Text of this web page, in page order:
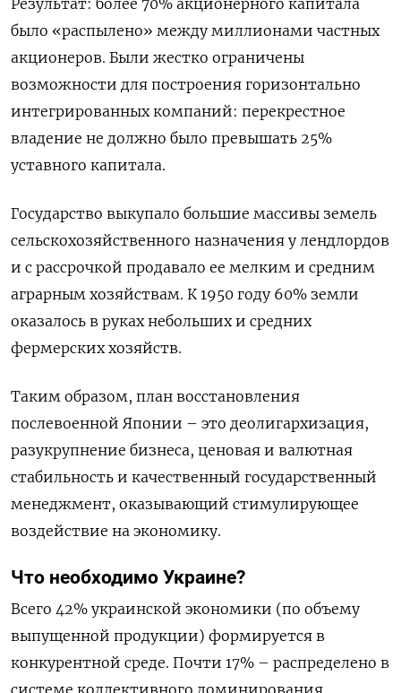
было «распылено» между миллионами частных
акционеров. Были жестко ограничены
возможности для построения горизонтально
интегрированных компаний: перекрестное
владение не должно было превышать 25%
уставного капитала.
Государство выкупало большие массивы земель
сельскохозяйственного назначения у лендлордов
и с рассрочкой продавало ее мелким и средним
аграрным хозяйствам. К 1950 году 60% земли
оказалось в руках небольших и средних
фермерских хозяйств.
Таким образом, план восстановления
послевоенной Японии – это деолигархизация,
разукрупнение бизнеса, ценовая и валютная
стабильность и качественный государственный
менеджмент, оказывающий стимулирующее
воздействие на экономику.
Что необходимо Украине?
Всего 42% украинской экономики (по объему
выпущенной продукции) формируется в
конкурентной среде. Почти 17% – распределено в
системе коллективного доминирования